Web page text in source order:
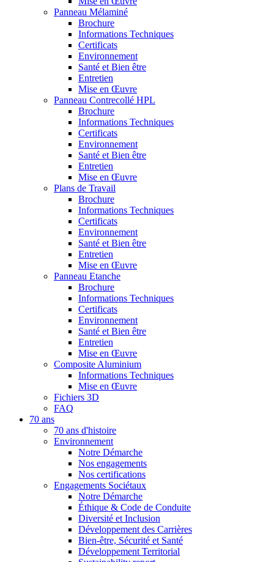
Panneau Mélaminé
Brochure
Informations Techniques
Certificats
Environnement
Santé et Bien être
Entretien
Mise en Œuvre
Panneau Contrecollé HPL
Brochure
Informations Techniques
Certificats
Environnement
Santé et Bien être
Entretien
Mise en Œuvre
Plans de Travail
Brochure
Informations Techniques
Certificats
Environnement
Santé et Bien être
Entretien
Mise en Œuvre
Panneau Etanche
Brochure
Informations Techniques
Certificats
Environnement
Santé et Bien être
Entretien
Mise en Œuvre
Composite Aluminium
Informations Techniques
Mise en Œuvre
Fichiers 3D
FAQ
70 ans
70 ans d'histoire
Environnement
Notre Démarche
Nos engagements
Nos certifications
Engagements Sociétaux
Notre Démarche
Éthique & Code de Conduite
Diversité et Inclusion
Développement des Carrières
Bien-être, Sécurité et Santé
Développement Territorial